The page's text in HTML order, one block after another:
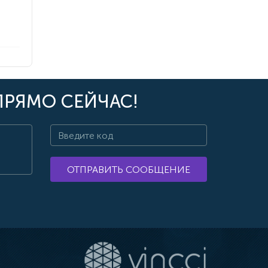
СЕЙЧАС!
ОТПРАВИТЬ СООБЩЕНИЕ